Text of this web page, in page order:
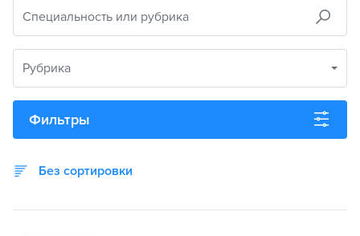
Специальность или рубрика
Рубрика
Фильтры
Без сортировки